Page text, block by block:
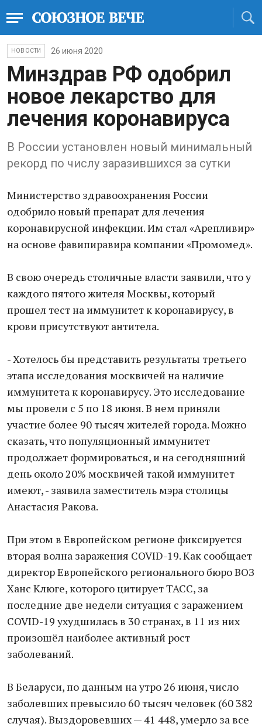
НОВОСТИ 26 июня 2020
Минздрав РФ одобрил
новое лекарство для
лечения коронавируса
В России установлен новый минимальный
рекорд по числу заразившихся за сутки
Министерство здравоохранения России
одобрило новый препарат для лечения
коронавирусной инфекции. Им стал «Арепливир»
на основе фавипиравира компании «Промомед».
В свою очередь столичные власти заявили, что у
каждого пятого жителя Москвы, который
прошел тест на иммунитет к коронавирусу, в
крови присутствуют антитела.
- Хотелось бы представить результаты третьего
этапа исследования москвичей на наличие
иммунитета к коронавирусу. Это исследование
мы провели с 5 по 18 июня. В нем приняли
участие более 90 тысяч жителей города. Можно
сказать, что популяционный иммунитет
продолжает формироваться, и на сегодняшний
день около 20% москвичей такой иммунитет
имеют, - заявила заместитель мэра столицы
Анастасия Ракова.
При этом в Европейском регионе фиксируется
вторая волна заражения COVID-19. Как сообщает
директор Европейского регионального бюро ВОЗ
Ханс Клюге, которого цитирует ТАСС, за
последние две недели ситуация с заражением
COVID-19 ухудшилась в 30 странах, в 11 из них
произошёл наиболее активный рост
заболеваний.
В Беларуси, по данным на утро 26 июня, число
заболевших превысило 60 тысяч человек (60 382
случая). Выздоровевших — 41 448, умерло за все